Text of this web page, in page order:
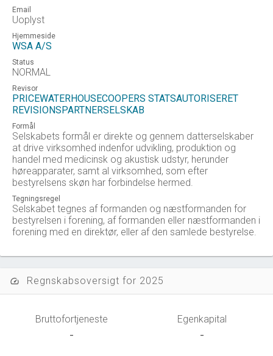
Email
Uoplyst
Hjemmeside
WSA A/S
Status
NORMAL
Revisor
PRICEWATERHOUSECOOPERS STATSAUTORISERET
REVISIONSPARTNERSELSKAB
Formål
Selskabets formål er direkte og gennem datterselskaber
at drive virksomhed indenfor udvikling, produktion og
handel med medicinsk og akustisk udstyr, herunder
høreapparater, samt al virksomhed, som efter
bestyrelsens skøn har forbindelse hermed.
Tegningsregel
Selskabet tegnes af formanden og næstformanden for
bestyrelsen i forening, af formanden eller næstformanden i
forening med en direktør, eller af den samlede bestyrelse.
speed Regnskabsoversigt for 2025
Bruttofortjeneste
-
Egenkapital
-